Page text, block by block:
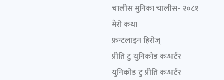
चालीस मुनिका चालीस- २०८१
मेरो कथा
फ्रन्टलाइन हिरोज्
प्रीति टु युनिकोड कन्भर्टर
युनिकोड टु प्रीति कन्भर्टर